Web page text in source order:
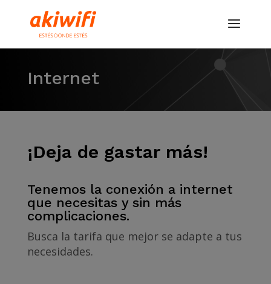
Internet
¡Deja de gastar más!
Tenemos la conexión a internet
que necesitas y sin más
complicaciones.
Busca la tarifa que mejor se adapte a tus
necesidades.